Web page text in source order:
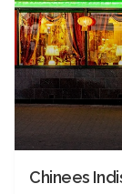
Chinees